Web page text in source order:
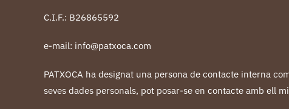
C.I.F.: B26865592
e-mail: info@patxoca.com
PATXOCA ha designat una persona de contacte interna
seves dades personals, pot posar-se en contacte amb ell